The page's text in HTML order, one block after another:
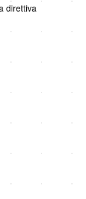
direttiva